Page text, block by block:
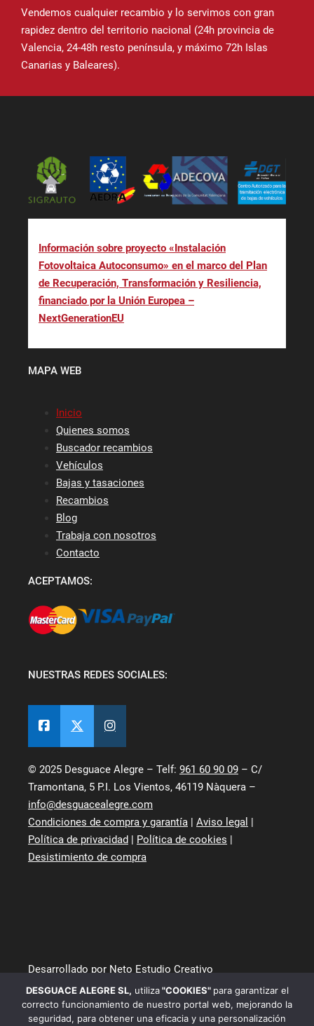
Vendemos cualquier recambio y lo servimos con gran
rapidez dentro del territorio nacional (24h provincia de
Valencia, 24-48h resto península, y máximo 72h Islas
Canarias y Baleares).
Información sobre proyecto «Instalación
Fotovoltaica Autoconsumo» en el marco del Plan
de Recuperación, Transformación y Resiliencia,
financiado por la Unión Europea –
NextGenerationEU
MAPA WEB
Inicio
Quienes somos
Buscador recambios
Vehículos
Bajas y tasaciones
Recambios
Blog
Trabaja con nosotros
Contacto
ACEPTAMOS:
NUESTRAS REDES SOCIALES:
© 2025 Desguace Alegre – Telf: 961 60 90 09 – C/
Tramontana, 5 P.I. Los Vientos, 46119 Nàquera –
info@desguacealegre.com
Condiciones de compra y garantía | Aviso legal |
Política de privacidad | Política de cookies |
Desistimiento de compra
Desarrollado por Neto Estudio Creativo
DESGUACE ALEGRE SL, utiliza"COOKIES" para garantizar el
correcto funcionamiento de nuestro portal web, mejorando la
seguridad, para obtener una eficacia y una personalización